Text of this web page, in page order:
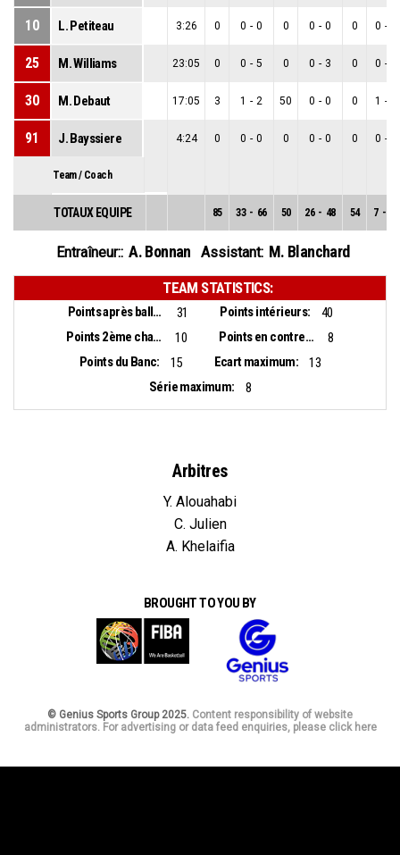
10 L. Petiteau 3:26 0 0 - 0 0 0 - 0 0 0 -
25 M. Williams 23:05 0 0 - 5 0 0 - 3 0 0 -
30 M. Debaut 17:05 3 1 - 2 50 0 - 0 0 1 -
91 J. Bayssiere 4:24 0 0 - 0 0 0 - 0 0 0 -
Team / Coach
TOTAUX EQUIPE 85 33 - 66 50 26 - 48 54 7 -
Entraîneur:: A. Bonnan Assistant: M. Blanchard
TEAM STATISTICS:
Points après balles perdues: 31 Points intérieurs:
40
Points 2ème chance:
10 Points en contre-attaque:
8
Points du Banc:
15 Ecart maximum:
13
Série maximum:
8
Arbitres
Y. Alouahabi
C. Julien
A. Khelaifia
BROUGHT TO YOU BY
© Genius Sports Group 2025. Content responsibility of website
administrators. For advertising or data feed enquiries, please click here